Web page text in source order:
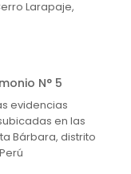
Larapaje,
N° 5
evidencias
en las
Bárbara, distrito